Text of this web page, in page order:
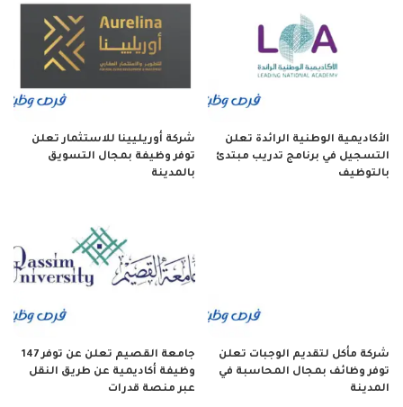
الأكاديمية الوطنية الرائدة تعلن
التسجيل في برنامج تدريب مبتدئ
بالتوظيف
شركة أوريليينا للاستثمار تعلن
توفر وظيفة بمجال التسويق
بالمدينة
شركة مأكل لتقديم الوجبات تعلن
توفر وظائف بمجال المحاسبة في
المدينة
جامعة القصيم تعلن عن توفر 147
وظيفة أكاديمية عن طريق النقل
عبر منصة قدرات